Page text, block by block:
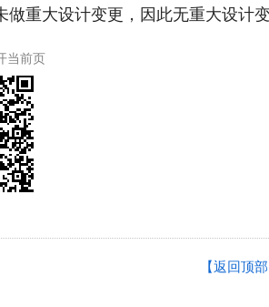
重大设计变更，因此无重大设计变
当前页
【返回顶部